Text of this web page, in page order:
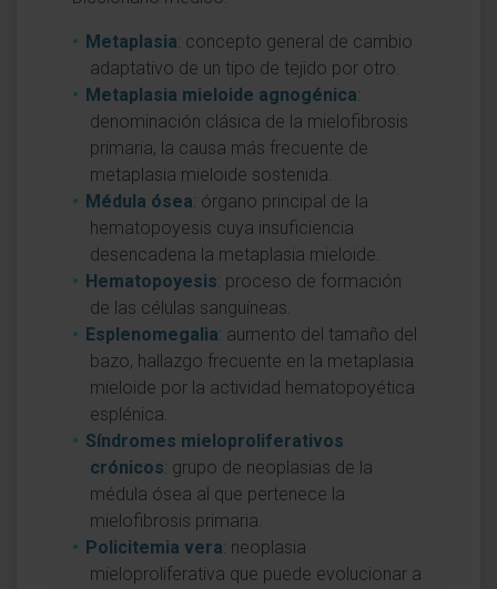
Metaplasia: concepto general de cambio
adaptativo de un tipo de tejido por otro.
Metaplasia mieloide agnogénica:
denominación clásica de la mielofibrosis
primaria, la causa más frecuente de
metaplasia mieloide sostenida.
Médula ósea: órgano principal de la
hematopoyesis cuya insuficiencia
desencadena la metaplasia mieloide.
Hematopoyesis: proceso de formación
de las células sanguíneas.
Esplenomegalia: aumento del tamaño del
bazo, hallazgo frecuente en la metaplasia
mieloide por la actividad hematopoyética
esplénica.
Síndromes mieloproliferativos
crónicos: grupo de neoplasias de la
médula ósea al que pertenece la
mielofibrosis primaria.
Policitemia vera: neoplasia
mieloproliferativa que puede evolucionar a